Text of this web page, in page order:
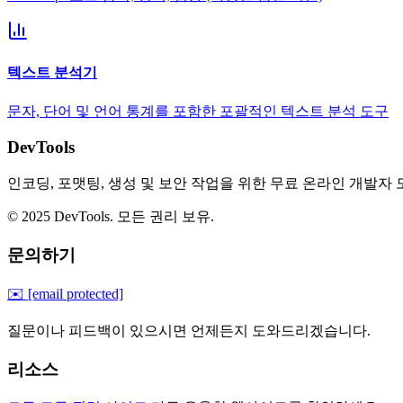
텍스트 분석기
문자, 단어 및 언어 통계를 포함한 포괄적인 텍스트 분석 도구
DevTools
인코딩, 포맷팅, 생성 및 보안 작업을 위한 무료 온라인 개발자
© 2025 DevTools. 모든 권리 보유.
문의하기
✉️ [email protected]
질문이나 피드백이 있으시면 언제든지 도와드리겠습니다.
리소스